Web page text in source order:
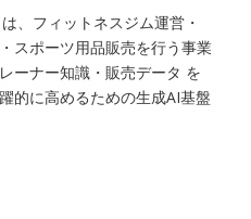
、フィットネスジム運営・
スポーツ用品販売を行う事業
ーナー知識・販売データ を
的に高めるための生成AI基盤